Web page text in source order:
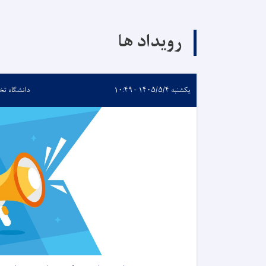
رویداد ها
یکشنبه ۱۴۰۵/۵/۴ - ۱۰:۴۹ دانشگاه